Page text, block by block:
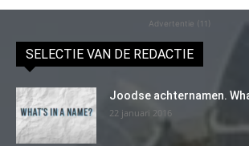
Advertentie (11)
SELECTIE VAN DE REDACTIE
Joodse achternamen.
22 januari 2016